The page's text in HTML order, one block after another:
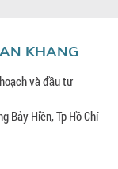
KHANG
và đầu tư
Bảy Hiền, Tp Hồ Chí